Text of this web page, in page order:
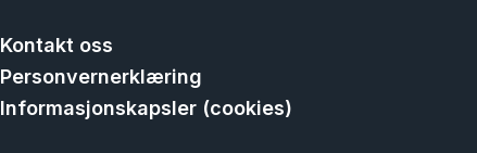
Kontakt oss
Personvernerklæring
Informasjonskapsler (cookies)